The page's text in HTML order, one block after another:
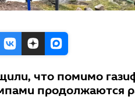
что помимо
продолжаются